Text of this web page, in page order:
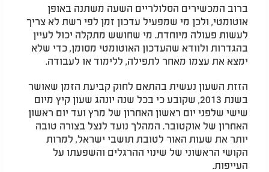
ברוב המכשירים הסלולריים השעה משתנה באופן
אוטומטי, ולכן מי שמפעיל עדכון זמן לפי רשת לא צריך
לעשות פעולה מיוחדת. מי שחושש מתקלה יכול לעיין
בהגדרות ולוודא שהעדכון האוטומטי מסומן, כדי שלא
ימצא את עצמו מאחר לתפילה, ללימוד או לעבודה.
הזזת השעון נעשית בהתאם לחוק קביעת הזמן שאושר
בשנת 2013, שקובע כי בכל שנה יונהג שעון קיץ מיום
שישי שלפני יום ראשון האחרון של מרץ ועד יום ראשון
האחרון של אוקטובר. המהלך נועד לנצל בצורה טובה
יותר את שעות האור לטובת תושבי ישראל, למרות
הקושי הראשוני של שינוי ההרגלים והשפעתו על
העייפות.